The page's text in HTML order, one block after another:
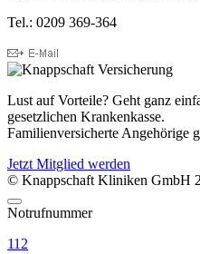
Tel.: 0209 369-364
Lust auf Vorteile? Geht ganz
gesetzlichen Krankenkasse.
Familienversicherte Angehörige
Jetzt Mitglied werden
© Knappschaft Kliniken GmbH
Notrufnummer
112